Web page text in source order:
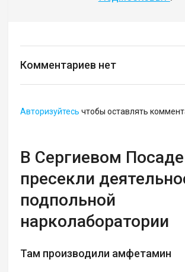
Комментариев нет
Авторизуйтесь чтобы оставлять
В Сергиевом Посаде
пресекли
подпольной
нарколаборатории
Там производили амфетамин